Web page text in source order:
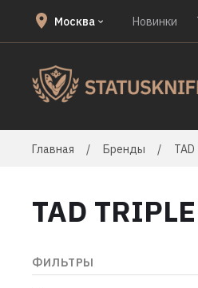
Москва Новинки
Главная Бренды
TAD
ФИЛЬТРЫ